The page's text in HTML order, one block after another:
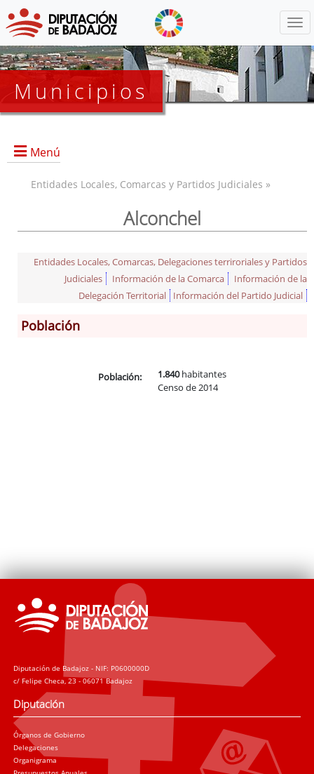
Municipios
Menú
Entidades Locales, Comarcas y Partidos Judiciales »
Alconchel
Entidades Locales, Comarcas, Delegaciones terriroriales y Partidos
Judiciales
Información de la Comarca
Información de la
Delegación Territorial
Información del Partido Judicial
Población
Población: 1.840habitantes
Censo de 2014
Diputación de Badajoz - NIF: P0600000D
c/ Felipe Checa, 23 - 06071 Badajoz
Diputación
Órganos de Gobierno
Delegaciones
Organigrama